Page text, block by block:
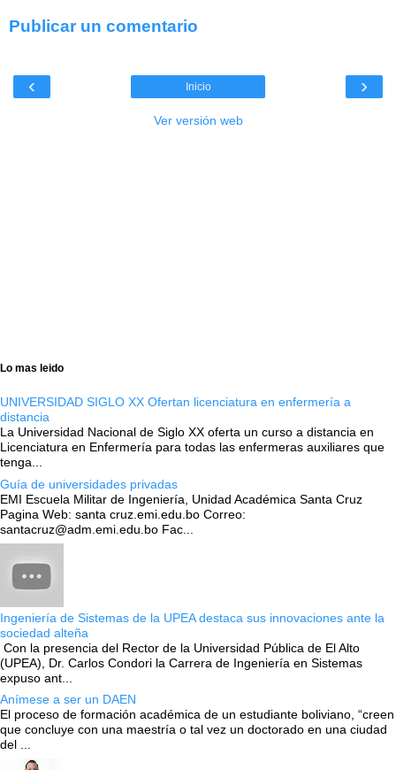
Publicar un comentario
‹ ›
Inicio
Ver versión web
Lo mas leido
UNIVERSIDAD SIGLO XX Ofertan licenciatura en enfermería a
distancia
La Universidad Nacional de Siglo XX oferta un curso a distancia en
Licenciatura en Enfermería para todas las enfermeras auxiliares que
tenga...
Guía de universidades privadas
EMI Escuela Militar de Ingeniería, Unidad Académica Santa Cruz
Pagina Web: santa cruz.emi.edu.bo Correo:
santacruz@adm.emi.edu.bo Fac...
Ingeniería de Sistemas de la UPEA destaca sus innovaciones ante la
sociedad alteña
Con la presencia del Rector de la Universidad Pública de El Alto
(UPEA), Dr. Carlos Condori la Carrera de Ingeniería en Sistemas
expuso ant...
Anímese a ser un DAEN
El proceso de formación académica de un estudiante boliviano, “creen
que concluye con una maestría o tal vez un doctorado en una ciudad
del ...